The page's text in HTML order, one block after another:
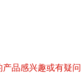
品感兴趣或有疑